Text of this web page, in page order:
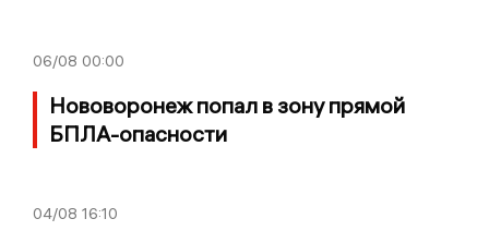
06/08 00:00
Нововоронеж попал в зону прямой
БПЛА-опасности
04/08 16:10